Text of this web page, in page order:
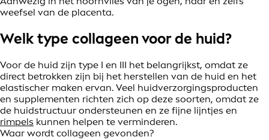
weefsel van de placenta.
Welk type collageen voor de huid?
Voor de huid zijn type I en III het belangrijkst, omdat ze
direct betrokken zijn bij het herstellen van de huid en het
elastischer maken ervan. Veel huidverzorgingsproducten
en supplementen richten zich op deze soorten, omdat ze
de huidstructuur ondersteunen en ze fijne lijntjes en
rimpels kunnen helpen te verminderen.
Waar wordt collageen gevonden?